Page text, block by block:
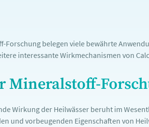
Forschung belegen viele bewährte
interessante Wirkmechanismen von
Mineralstoff-
Wirkung der Heilwässer beruht im
und vorbeugenden Eigenschaften von